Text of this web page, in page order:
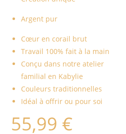
Argent pur
Cœur en corail brut
Travail 100% fait à la main
Conçu dans notre atelier
familial en Kabylie
Couleurs traditionnelles
Idéal à offrir ou pour soi
55,99 €